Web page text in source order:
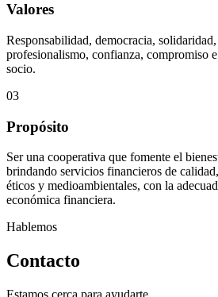
Valores
Responsabilidad, democracia,
profesionalismo, confianza, compromiso
socio.
03
Propósito
Ser una cooperativa que fomente el
brindando servicios financieros de
éticos y medioambientales, con la
económica financiera.
Hablemos
Contacto
Estamos cerca para ayudarte.